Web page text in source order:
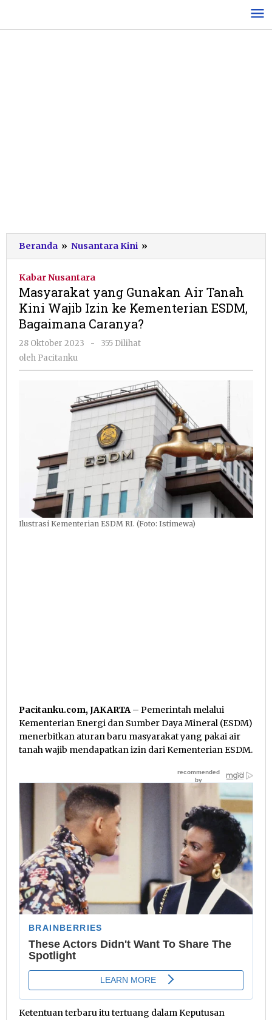
konten
Beranda » Nusantara Kini »
yang
Tanah
Kini
ESDM,
Bagaimana
Caranya?
Kabar Nusantara
Masyarakat yang Gunakan Air Tanah
Kini Wajib Izin ke Kementerian ESDM,
Bagaimana Caranya?
28 Oktober 2023
oleh
-
355 Dilihat
oleh Pacitanku
Ilustrasi Kementerian ESDM RI. (Foto: Istimewa)
Pacitanku.com, JAKARTA – Pemerintah melalui
Kementerian Energi dan Sumber Daya Mineral (ESDM)
menerbitkan aturan baru masyarakat yang pakai air
tanah wajib mendapatkan izin dari Kementerian ESDM.
Ketentuan terbaru itu tertuang dalam Keputusan